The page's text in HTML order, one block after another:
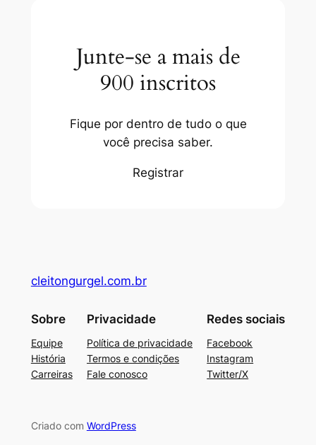
Junte-se a mais de
900 inscritos
Fique por dentro de tudo o que
você precisa saber.
Registrar
cleitongurgel.com.br
Sobre
Equipe
História
Carreiras
Privacidade
Política de privacidade
Termos e condições
Fale conosco
Redes sociais
Facebook
Instagram
Twitter/X
Criado com WordPress